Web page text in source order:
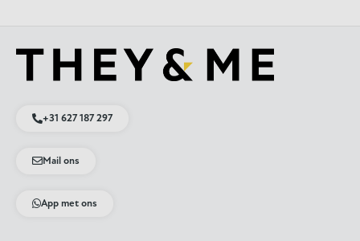
+31 627 187 297
Mail ons
App met ons